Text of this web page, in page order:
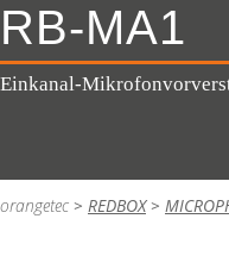
RB-MA1
Einkanal-
orangetec > REDBOX>